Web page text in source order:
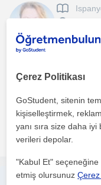
German conversational
1. ders ücretsiz
daha fazlasını gör
Çerez Politikası
GoStudent, sitenin
kişiselleştirmek,
yanı sıra size daha
verileri depolar.
"Kabul Et" seçeneğine
etmiş olursunuzÇerez